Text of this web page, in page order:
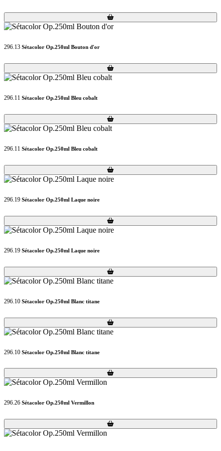
Loading...
Loading...
296.13 Sétacolor Op.250ml Bouton d'or
Loading...
Loading...
296.11 Sétacolor Op.250ml Bleu cobalt
Loading...
Loading...
296.11 Sétacolor Op.250ml Bleu cobalt
Loading...
Loading...
296.19 Sétacolor Op.250ml Laque noire
Loading...
Loading...
296.19 Sétacolor Op.250ml Laque noire
Loading...
Loading...
296.10 Sétacolor Op.250ml Blanc titane
Loading...
Loading...
296.10 Sétacolor Op.250ml Blanc titane
Loading...
Loading...
296.26 Sétacolor Op.250ml Vermillon
Loading...
Loading...